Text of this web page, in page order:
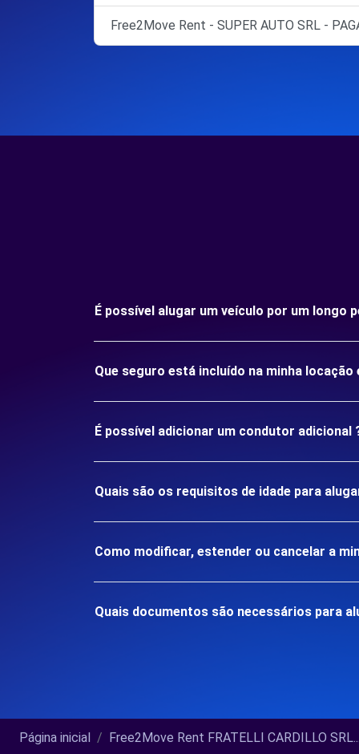
Free2Move Rent - SUPER AUTO SRL -
É possível alugar um veículo por um longo
Que seguro está incluído na minha locação
É possível adicionar um condutor adicional
Quais são os requisitos de idade para
Como modificar, estender ou cancelar a
Quais documentos são necessários para
Página inicial Free2Move Rent FRATELLI CARDILLO